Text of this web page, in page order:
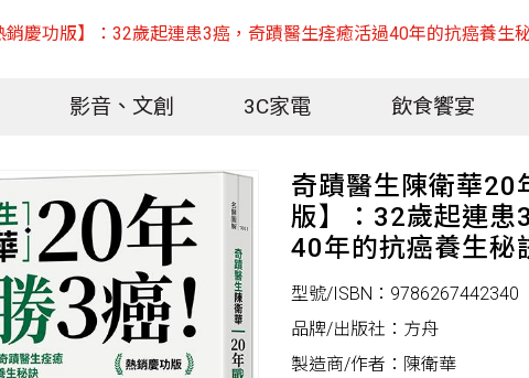
慶功版】：32歲起連患3癌，奇蹟醫生痊癒活過40年的抗癌養生
影音、文創 3C家電 飲食饗宴
奇蹟醫生陳衛華20
版】：32歲起連患
40年的抗癌養生秘
型號/ISBN：9786267442340
品牌/出版社：方舟
製造商/作者：陳衛華